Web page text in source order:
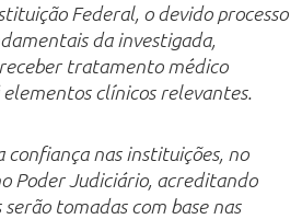
Federal, o devido processo
da investigada,
tratamento médico
clínicos relevantes.
confiança nas instituições, no
Poder Judiciário, acreditando
tomadas com base nas